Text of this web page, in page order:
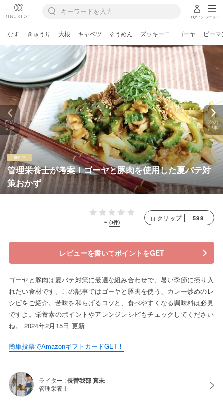
ログイン メニュー
なす きゅうり 大根 キャベツ そうめん ズッキーニ ゴーヤ ピーマ
管理栄養士が考案！ゴーヤと豚肉を使用した夏バテ対
策おかず
前の
記事
次の
記事
- (0件)
クリップ 599
レビューを書いてポイントをGET
ゴーヤと豚肉は夏バテ対策に最適な組み合わせで、暑い季節に摂り入
れたい食材です。この記事ではゴーヤと豚肉を使う、カレー炒めのレ
シピをご紹介。苦味を和らげるコツと、食べやすくなる調味料は必見
ですよ。栄養素のポイントやアレンジレシピもチェックしてください
ね。 2024年2月15日 更新
簡単投票でAmazonギフトカードGET！
ライター :長曽我部 真未
管理栄養士